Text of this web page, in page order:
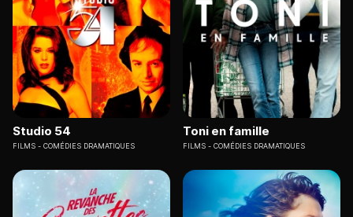
Studio 54
FILMS COMÉDIES DRAMATIQUES
Toni en famille
FILMS COMÉDIES DRAMATIQUES